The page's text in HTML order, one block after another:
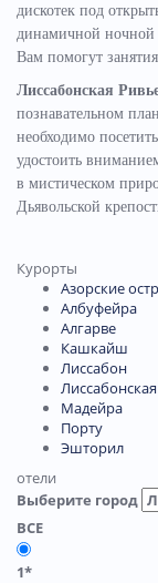
дискотек под
динамичной ночной
Вам помогут
Лиссабонская
познавательном
необходимо
удостоить
в мистическом
Дьявольской
Курорты
Азорские
Албуфейра
Алгарве
Кашкайш
Лиссабон
Мадейра
Порту
Эшторил
отели
Выберите город
ВСЕ
1*